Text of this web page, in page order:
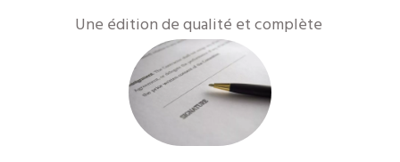
​Une édition de qualité et complète